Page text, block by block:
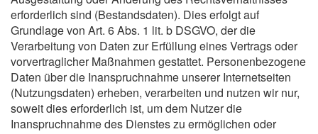
erforderlich sind (Bestandsdaten). Dies erfolgt auf
Grundlage von Art. 6 Abs. 1 lit. b DSGVO, der die
Verarbeitung von Daten zur Erfüllung eines Vertrags oder
vorvertraglicher Maßnahmen gestattet. Personenbezogene
Daten über die Inanspruchnahme unserer Internetseiten
(Nutzungsdaten) erheben, verarbeiten und nutzen wir nur,
soweit dies erforderlich ist, um dem Nutzer die
Inanspruchnahme des Dienstes zu ermöglichen oder